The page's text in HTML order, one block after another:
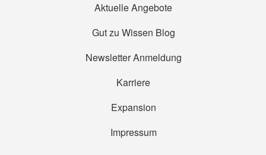
Aktuelle Angebote
Gut zu Wissen Blog
Newsletter Anmeldung
Karriere
Expansion
Impressum